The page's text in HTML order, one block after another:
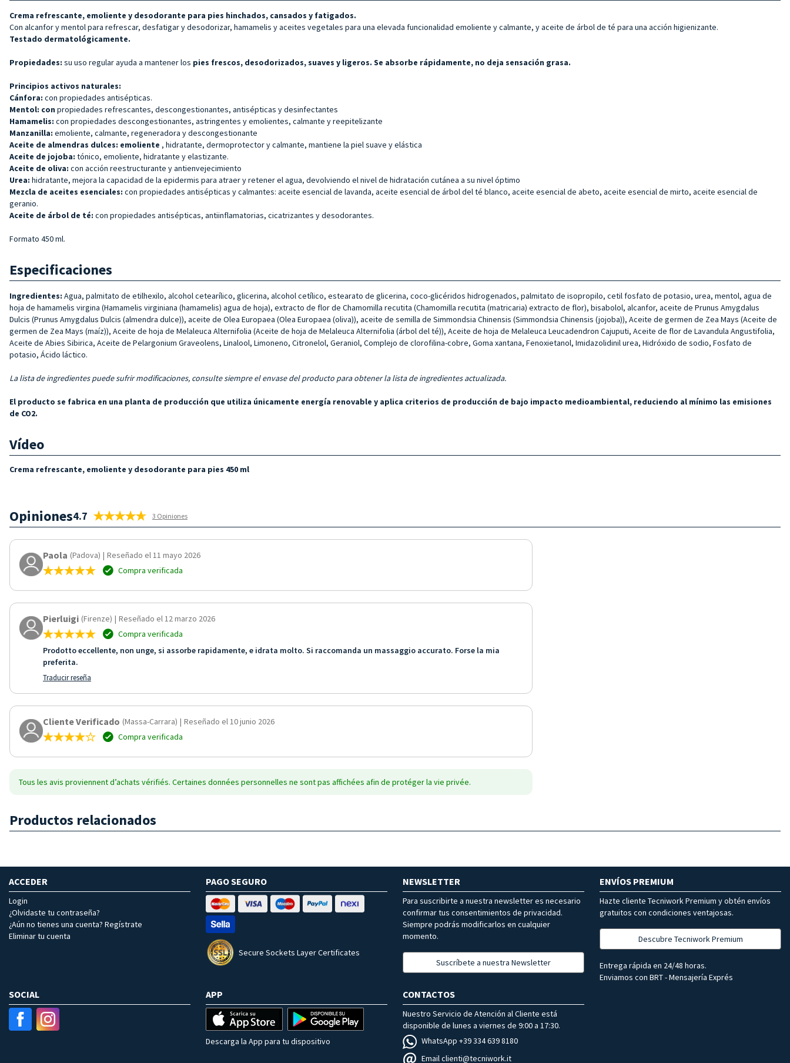
Crema refrescante, emoliente y desodorante para pies hinchados, cansados y fatigados.
Con alcanfor y mentol para refrescar, desfatigar y desodorizar, hamamelis y aceites vegetales para una elevada funcionalidad emoliente y calmante, y aceite de árbol de té para una acción higienizante.
Testado dermatológicamente.
Propiedades: su uso regular ayuda a mantener los pies frescos, desodorizados, suaves y ligeros. Se absorbe rápidamente, no deja sensación grasa.
Principios activos naturales:
Cánfora: con propiedades antisépticas.
Mentol: con propiedades refrescantes, descongestionantes, antisépticas y desinfectantes
Hamamelis: con propiedades descongestionantes, astringentes y emolientes, calmante y reepitelizante
Manzanilla: emoliente, calmante, regeneradora y descongestionante
Aceite de almendras dulces: emoliente , hidratante, dermoprotector y calmante, mantiene la piel suave y elástica
Aceite de jojoba: tónico, emoliente, hidratante y elastizante.
Aceite de oliva: con acción reestructurante y antienvejecimiento
Urea: hidratante, mejora la capacidad de la epidermis para atraer y retener el agua, devolviendo el nivel de hidratación cutánea a su nivel óptimo
Mezcla de aceites esenciales: con propiedades antisépticas y calmantes: aceite esencial de lavanda, aceite esencial de árbol del té blanco, aceite esencial de abeto, aceite esencial de mirto, aceite esencial de
geranio.
Aceite de árbol de té: con propiedades antisépticas, antiinflamatorias, cicatrizantes y desodorantes.
Formato 450 ml.
Especificaciones
Ingredientes: Agua, palmitato de etilhexilo, alcohol cetearílico, glicerina, alcohol cetílico, estearato de glicerina, coco-glicéridos hidrogenados, palmitato de isopropilo, cetil fosfato de potasio, urea, mentol, agua de
hoja de hamamelis virgina (Hamamelis virginiana (hamamelis) agua de hoja), extracto de flor de Chamomilla recutita (Chamomilla recutita (matricaria) extracto de flor), bisabolol, alcanfor, aceite de Prunus Amygdalus
Dulcis (Prunus Amygdalus Dulcis (almendra dulce)), aceite de Olea Europaea (Olea Europaea (oliva)), aceite de semilla de Simmondsia Chinensis (Simmondsia Chinensis (jojoba)), Aceite de germen de Zea Mays (Aceite de
germen de Zea Mays (maíz)), Aceite de hoja de Melaleuca Alternifolia (Aceite de hoja de Melaleuca Alternifolia (árbol del té)), Aceite de hoja de Melaleuca Leucadendron Cajuputi, Aceite de flor de Lavandula Angustifolia,
Aceite de Abies Sibirica, Aceite de Pelargonium Graveolens, Linalool, Limoneno, Citronelol, Geraniol, Complejo de clorofilina-cobre, Goma xantana, Fenoxietanol, Imidazolidinil urea, Hidróxido de sodio, Fosfato de
potasio, Ácido láctico.
La lista de ingredientes puede sufrir modificaciones, consulte siempre el envase del producto para obtener la lista de ingredientes actualizada.
El producto se fabrica en una planta de producción que utiliza únicamente energía renovable y aplica criterios de producción de bajo impacto medioambiental, reduciendo al mínimo las emisiones
de CO2.
Vídeo
Crema refrescante, emoliente y desodorante para pies 450 ml
Opiniones4.7 3 Opiniones
Paola (Padova) | Reseñado el 11 mayo 2026
Compra verificada
Pierluigi (Firenze) | Reseñado el 12 marzo 2026
Compra verificada
Prodotto eccellente, non unge, si assorbe rapidamente, e idrata molto. Si raccomanda un massaggio accurato. Forse la mia
preferita.
Traducir reseña
Cliente Verificado (Massa-Carrara) | Reseñado el 10 junio 2026
Compra verificada
Tous les avis proviennent d’achats vérifiés. Certaines données personnelles ne sont pas affichées afin de protéger la vie privée.
Productos relacionados
ACCEDER
Login
¿Olvidaste tu contraseña?
¿Aún no tienes una cuenta? Regístrate
Eliminar tu cuenta
PAGO SEGURO
Secure Sockets Layer Certificates
NEWSLETTER
Para suscribirte a nuestra newsletter es necesario
confirmar tus consentimientos de privacidad.
Siempre podrás modificarlos en cualquier
momento.
Suscríbete a nuestra Newsletter
ENVÍOS PREMIUM
Hazte cliente Tecniwork Premium y obtén envíos
gratuitos con condiciones ventajosas.
Descubre Tecniwork Premium
Entrega rápida en 24/48 horas.
Enviamos con BRT - Mensajería Exprés
SOCIAL APP
Descarga la App para tu dispositivo
CONTACTOS
Nuestro Servicio de Atención al Cliente está
disponible de lunes a viernes de 9:00 a 17:30.
WhatsApp +39 334 639 8180
Email clienti@tecniwork.it